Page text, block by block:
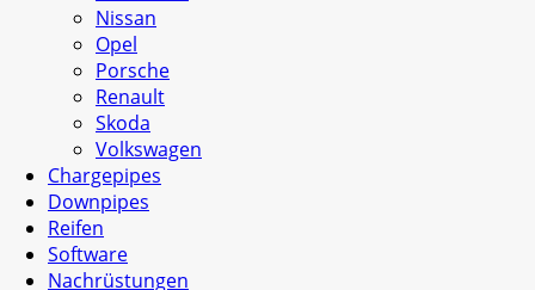
Nissan
Opel
Porsche
Renault
Skoda
Volkswagen
Chargepipes
Downpipes
Reifen
Software
Nachrüstungen